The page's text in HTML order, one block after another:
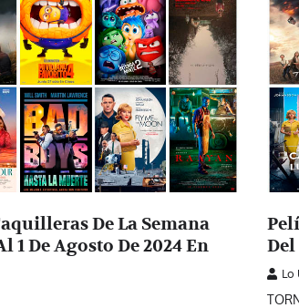
De La Semana
1 De Agosto De 2024 En
Del
Lo